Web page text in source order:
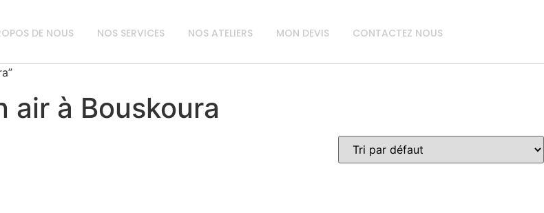
DE NOUS NOS SERVICES NOS ATELIERS MON DEVIS CONTACTEZ NOUS
air à Bouskoura